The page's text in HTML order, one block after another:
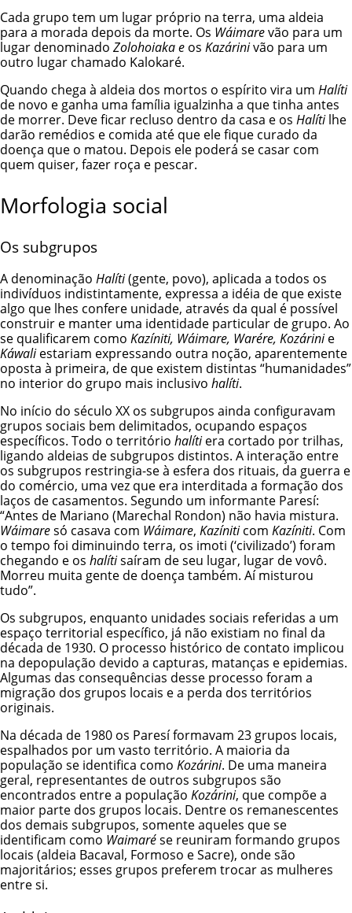
Cada grupo tem um lugar próprio na terra, uma aldeia
para a morada depois da morte. Os Wáimarevão para um
lugar denominado Zolohoiaka e os Kazárinivão para um
outro lugar chamado Kalokaré.
Quando chega à aldeia dos mortos o espírito vira um Halíti
de novo e ganha uma família igualzinha a que tinha antes
de morrer. Deve ficar recluso dentro da casa e os Halítilhe
darão remédios e comida até que ele fique curado da
doença que o matou. Depois ele poderá se casar com
quem quiser, fazer roça e pescar.
Morfologia social
Os subgrupos
A denominação Halíti(gente, povo), aplicada a todos os
indivíduos indistintamente, expressa a idéia de que existe
algo que lhes confere unidade, através da qual é possível
construir e manter uma identidade particular de grupo. Ao
se qualificarem como Kazíniti, Wáimare, Warére, Kozárinie
Káwaliestariam expressando outra noção, aparentemente
oposta à primeira, de que existem distintas “humanidades”
no interior do grupo mais inclusivo halíti.
No início do século XX os subgrupos ainda configuravam
grupos sociais bem delimitados, ocupando espaços
específicos. Todo o território halítiera cortado por trilhas,
ligando aldeias de subgrupos distintos. A interação entre
os subgrupos restringia-se à esfera dos rituais, da guerra e
do comércio, uma vez que era interditada a formação dos
laços de casamentos. Segundo um informante Paresí:
“Antes de Mariano (Marechal Rondon) não havia mistura.
Wáimaresó casava com Wáimare, Kazíniticom Kazíniti. Com
o tempo foi diminuindo terra, os imoti (‘civilizado’) foram
chegando e os halítisaíram de seu lugar, lugar de vovô.
Morreu muita gente de doença também. Aí misturou
tudo”.
Os subgrupos, enquanto unidades sociais referidas a um
espaço territorial específico, já não existiam no final da
década de 1930. O processo histórico de contato implicou
na depopulação devido a capturas, matanças e epidemias.
Algumas das consequências desse processo foram a
migração dos grupos locais e a perda dos territórios
originais.
Na década de 1980 os Paresí formavam 23 grupos locais,
espalhados por um vasto território. A maioria da
população se identifica como Kozárini. De uma maneira
geral, representantes de outros subgrupos são
encontrados entre a população Kozárini, que compõe a
maior parte dos grupos locais. Dentre os remanescentes
dos demais subgrupos, somente aqueles que se
identificam como Waimarése reuniram formando grupos
locais (aldeia Bacaval, Formoso e Sacre), onde são
majoritários; esses grupos preferem trocar as mulheres
entre si.